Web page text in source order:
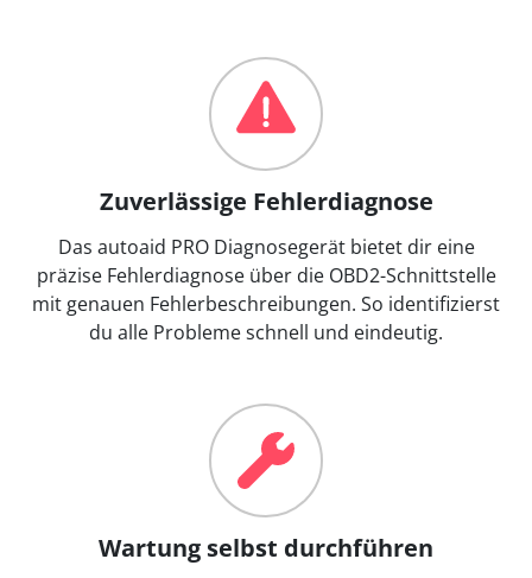
Zuverlässige Fehlerdiagnose
Das autoaid PRO Diagnosegerät bietet dir eine
präzise Fehlerdiagnose über die OBD2-Schnittstelle
mit genauen Fehlerbeschreibungen. So identifizierst
du alle Probleme schnell und eindeutig.
Wartung selbst durchführen